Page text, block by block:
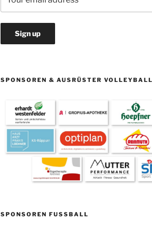
SPONSOREN & AUSRÜSTER
SPONSOREN FUSSBALL